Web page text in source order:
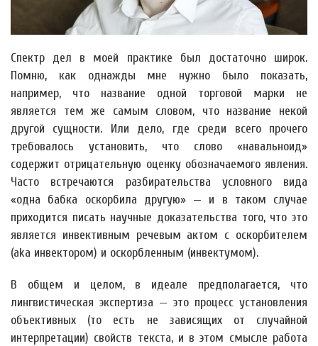
Спектр дел в моей практике был достаточно широк.
Помню, как однажды мне нужно было показать,
например, что название одной торговой марки не
является тем же самым словом, что название некой
другой сущности. Или дело, где среди всего прочего
требовалось установить, что слово «навальноид»
содержит отрицательную оценку обозначаемого явления.
Часто встречаются разбирательства условного вида
«одна бабка оскорбила другую» — и в таком случае
приходится писать научные доказательства того, что это
является инвективным речевым актом с оскорбителем
(aka инвектором) и оскорбленным (инвектумом).
В общем и целом, в идеале предполагается, что
лингвистическая экспертиза — это процесс установления
объективных (то есть не зависящих от случайной
интерпретации) свойств текста, и в этом смысле работа